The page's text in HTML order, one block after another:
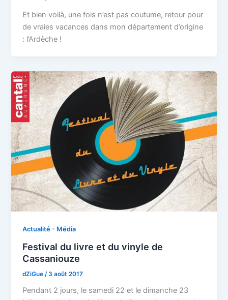
Et bien voilà, une fois n’est pas coutume, retour pour
de vraies vacances dans mon département d’origine
: l’Ardèche !
Actualité - Média
Festival du livre et du vinyle de
Cassaniouze
dZiGue /3 août 2017
Pendant 2 jours, le samedi 22 et le dimanche 23